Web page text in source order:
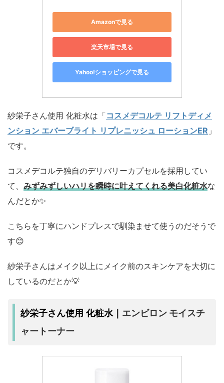
Amazonで見る
楽天市場で見る
Yahoo!ショッピングで見る
紗栄子さん使用 化粧水は「コスメデコルテ リフトディメ
ンション エバーブライト リプレニッシュ ローションER 」
です。
コスメデコルテ独自のデリバリーカプセルを採用してい
て、 みずみずしいハリを瞬時に叶えてくれる美白化粧水な
んだとか✨
こちらを丁寧にハンドプレスで馴染ませて使うのだそうで
す😊
紗栄子さんはメイク以上にメイク前のスキンケアを大切に
しているのだとか💡
紗栄子さん使用 化粧水｜ エンビロン モイスチ
ャートーナー